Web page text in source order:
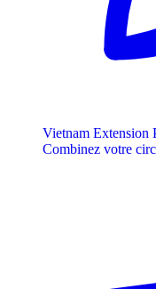
Vietnam Extension
Combinez votre